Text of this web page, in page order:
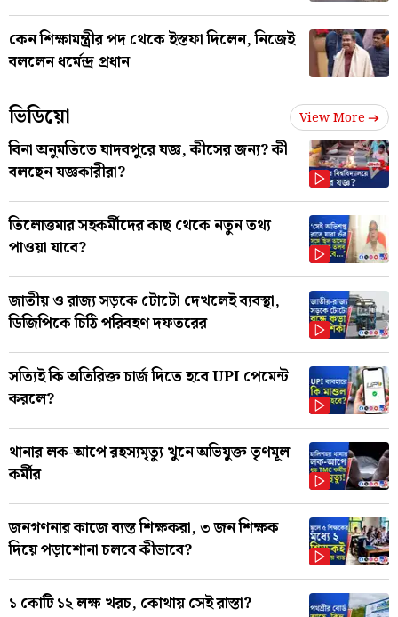
কেন শিক্ষামন্ত্রীর পদ থেকে ইস্তফা দিলেন, নিজেই
বললেন ধর্মেন্দ্র প্রধান
ভিডিয়ো View More
বিনা অনুমতিতে যাদবপুরে যজ্ঞ, কীসের জন্য? কী
বলছেন যজ্ঞকারীরা?
তিলোত্তমার সহকর্মীদের কাছ থেকে নতুন তথ্য
পাওয়া যাবে?
জাতীয় ও রাজ্য সড়কে টোটো দেখলেই ব্যবস্থা,
ডিজিপিকে চিঠি পরিবহণ দফতরের
সত্যিই কি অতিরিক্ত চার্জ দিতে হবে UPI পেমেন্ট
করলে?
থানার লক-আপে রহস্যমৃত্যু খুনে অভিযুক্ত তৃণমূল
কর্মীর
জনগণনার কাজে ব্যস্ত শিক্ষকরা, ৩ জন শিক্ষক
দিয়ে পড়াশোনা চলবে কীভাবে?
১ কোটি ১২ লক্ষ খরচ, কোথায় সেই রাস্তা?